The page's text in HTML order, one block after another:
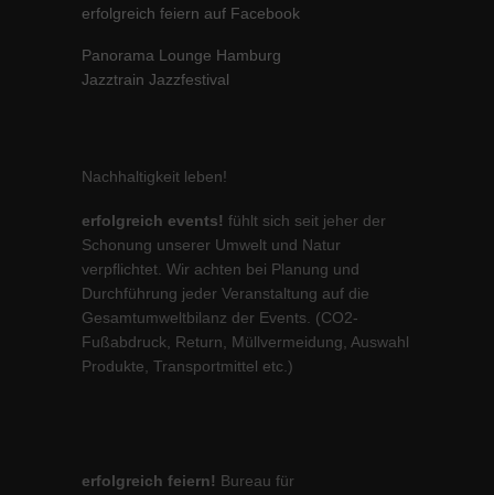
erfolgreich feiern auf Facebook
Panorama Lounge Hamburg
Jazztrain Jazzfestival
Nachhaltigkeit leben!
erfolgreich events! fühlt sich seit jeher der
Schonung unserer Umwelt und Natur
verpflichtet. Wir achten bei Planung und
Durchführung jeder Veranstaltung auf die
Gesamtumweltbilanz der Events. (CO2-
Fußabdruck, Return, Müllvermeidung, Auswahl
Produkte, Transportmittel etc.)
erfolgreich feiern! Bureau für